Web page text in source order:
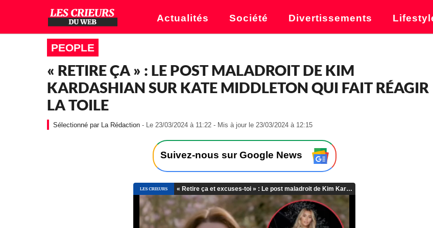
Actualités Société Divertissements
PEOPLE
« RETIRE ÇA » : LE POST MALADROIT DE KIM
KARDASHIAN SUR KATE MIDDLETON QUI FAIT RÉAGIR
LA TOILE
La Rédaction - Le 23/03/2024 à 11:22 - Mis à jour le 23/03/2024 à 12:15
2
3
/
0
3
/
2
0
Suivez-nous sur Google News